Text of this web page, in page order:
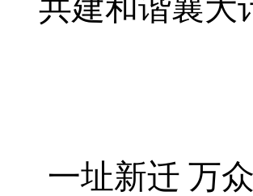
共建和谐襄大
一址新迁 万